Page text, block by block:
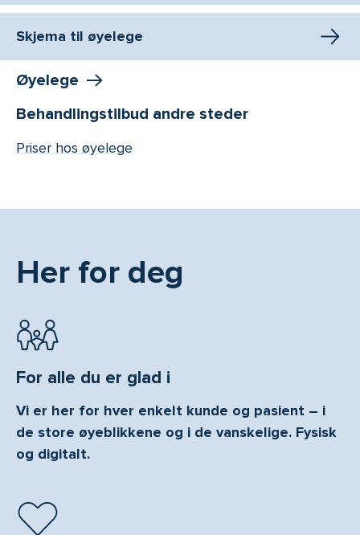
Skjema til øyelege
Øyelege
Behandlingstilbud andre steder
Priser hos øyelege
Her for deg
For alle du er glad i
Vi er her for hver enkelt kunde og pasient – i
de store øyeblikkene og i de vanskelige. Fysisk
og digitalt.